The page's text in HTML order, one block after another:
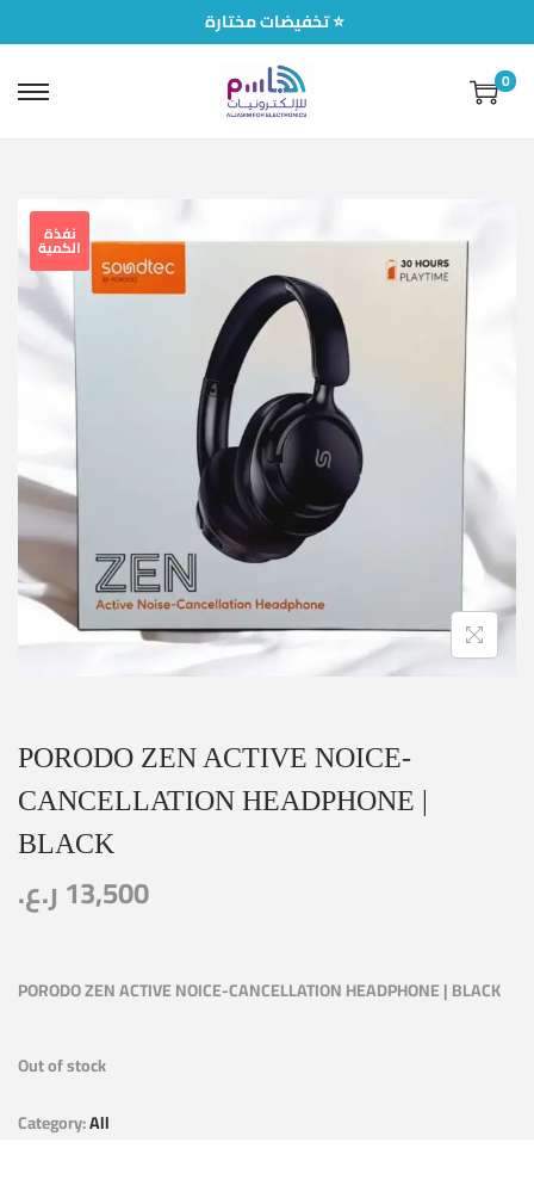
تخفيضات مختارة ⭐
0
نفذة
الكمية
PORODO ZEN ACTIVE NOICE-
CANCELLATION HEADPHONE |
BLACK
13,500 ر.ع.
PORODO ZEN ACTIVE NOICE-CANCELLATION HEADPHONE | BLACK
Out of stock
Category:All